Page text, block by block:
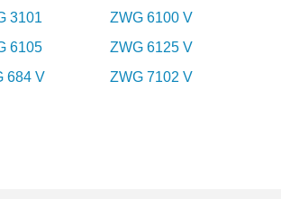
3101
ZWG 6100 V
6105
ZWG 6125 V
684 V
ZWG 7102 V